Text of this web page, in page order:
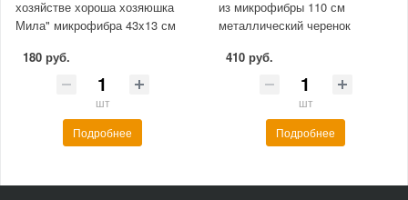
хозяйстве хороша хозяюшка
Мила" микрофибра 43x13 см
180 руб.
шт
Подробнее
из микрофибры 110 см
металлический черенок
410 руб.
шт
Подробнее